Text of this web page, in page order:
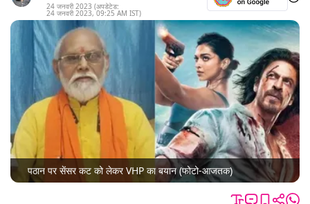
24 जनवरी 2023 (अपडेटेड:
24 जनवरी 2023, 09:25 AM IST)
पठान पर सेंसर कट को लेकर VHP का बयान (फोटो-आजतक)